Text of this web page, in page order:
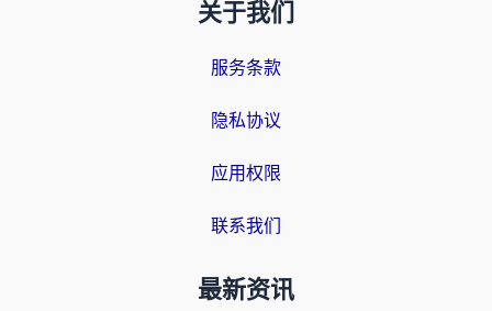
关于我们
服务条款
隐私协议
应用权限
联系我们
最新资讯